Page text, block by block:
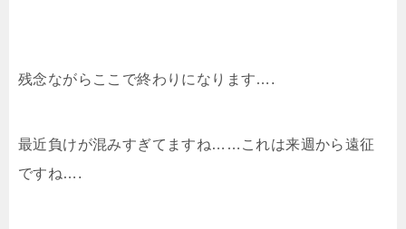
残念ながらここで終わりになります….
最近負けが混みすぎてますね……これは来週から遠征
ですね….